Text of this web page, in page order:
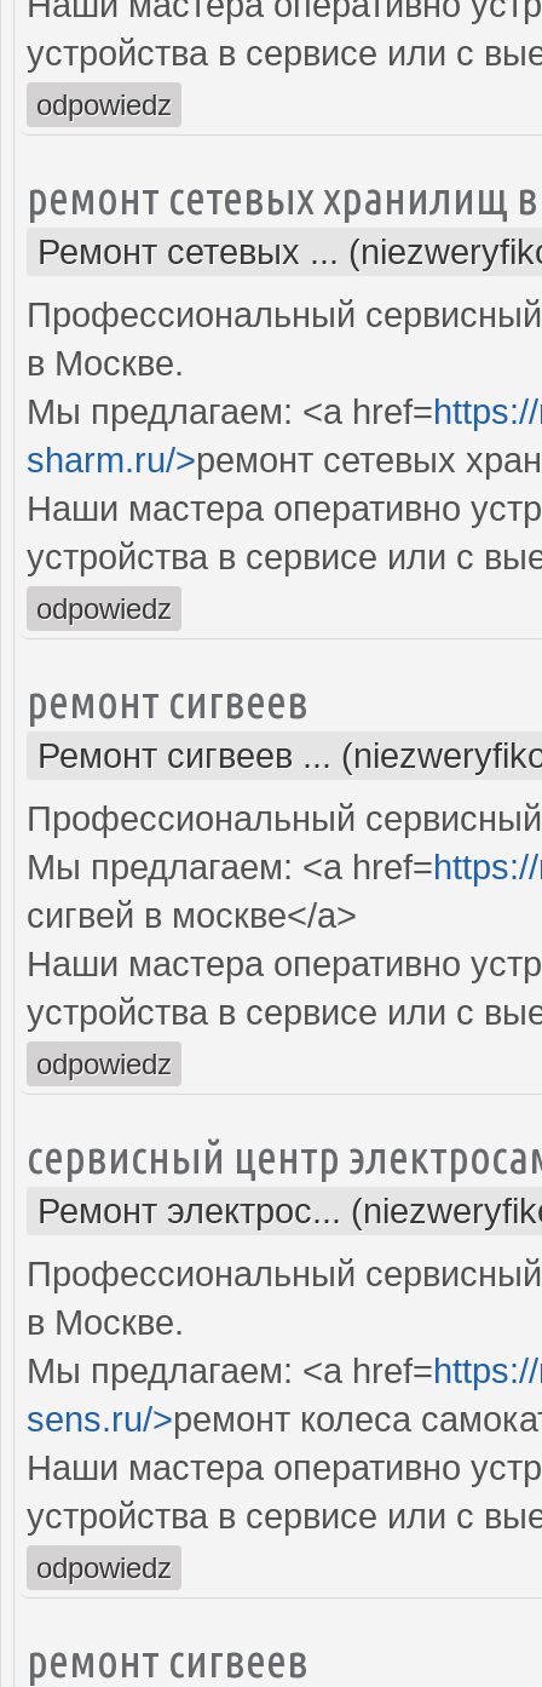
устройства в сервисе или с
odpowiedz
ремонт сетевых хранилищ
Ремонт сетевых ...
Профессиональный
в Москве.
Мы предлагаем: <a href=
sharm.ru/>ремонт сетевых
Наши мастера оперативно
устройства в сервисе или с
odpowiedz
ремонт сигвеев
Ремонт сигвеев ...
Профессиональный
Мы предлагаем: <a href=
сигвей в москве</a>
Наши мастера оперативно
устройства в сервисе или с
odpowiedz
сервисный центр
Ремонт электрос...
Профессиональный
в Москве.
Мы предлагаем: <a href=
sens.ru/>ремонт колеса
Наши мастера оперативно
устройства в сервисе или с
odpowiedz
ремонт сигвеев